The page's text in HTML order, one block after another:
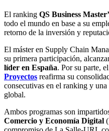
El ranking QS Business
todo el mundo en base a su
retorno de la inversión y
El máster en Supply Chain
su primera participación,
líder en España. Por su parte, el
Proyectos reafirma su
consecutivas en el ranking y
global.
Ambos programas son
Comercio y Economía Digital